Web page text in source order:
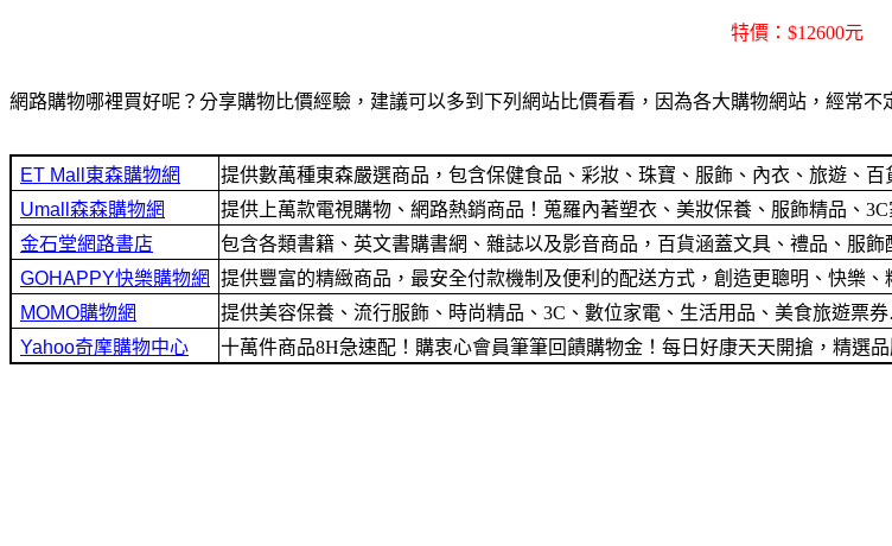
特價：$12600元
網路購物哪裡買好呢？分享購物比價經驗，建議可以多到下列網站比價看看，因為各大購物網站，經常
提供數萬種東森嚴選商品，包含保健食品、彩妝、珠寶、服飾、內衣、旅遊、
提供上萬款電視購物、網路熱銷商品！蒐羅內著塑衣、美妝保養、服飾精品、
包含各類書籍、英文書購書網、雜誌以及影音商品，百貨涵蓋文具、禮品、服
提供豐富的精緻商品，最安全付款機制及便利的配送方式，創造更聰明、快樂、
提供美容保養、流行服飾、時尚精品、3C、數位家電、生活用品、美食旅遊票
十萬件商品8H急速配！購衷心會員筆筆回饋購物金！每日好康天天開搶，精選品